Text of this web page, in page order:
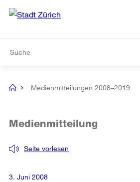
Navigation
[no
Medienmitteilungen 2008–2019
Seite vorlesen
Medienmitteilung
3. Juni 2008